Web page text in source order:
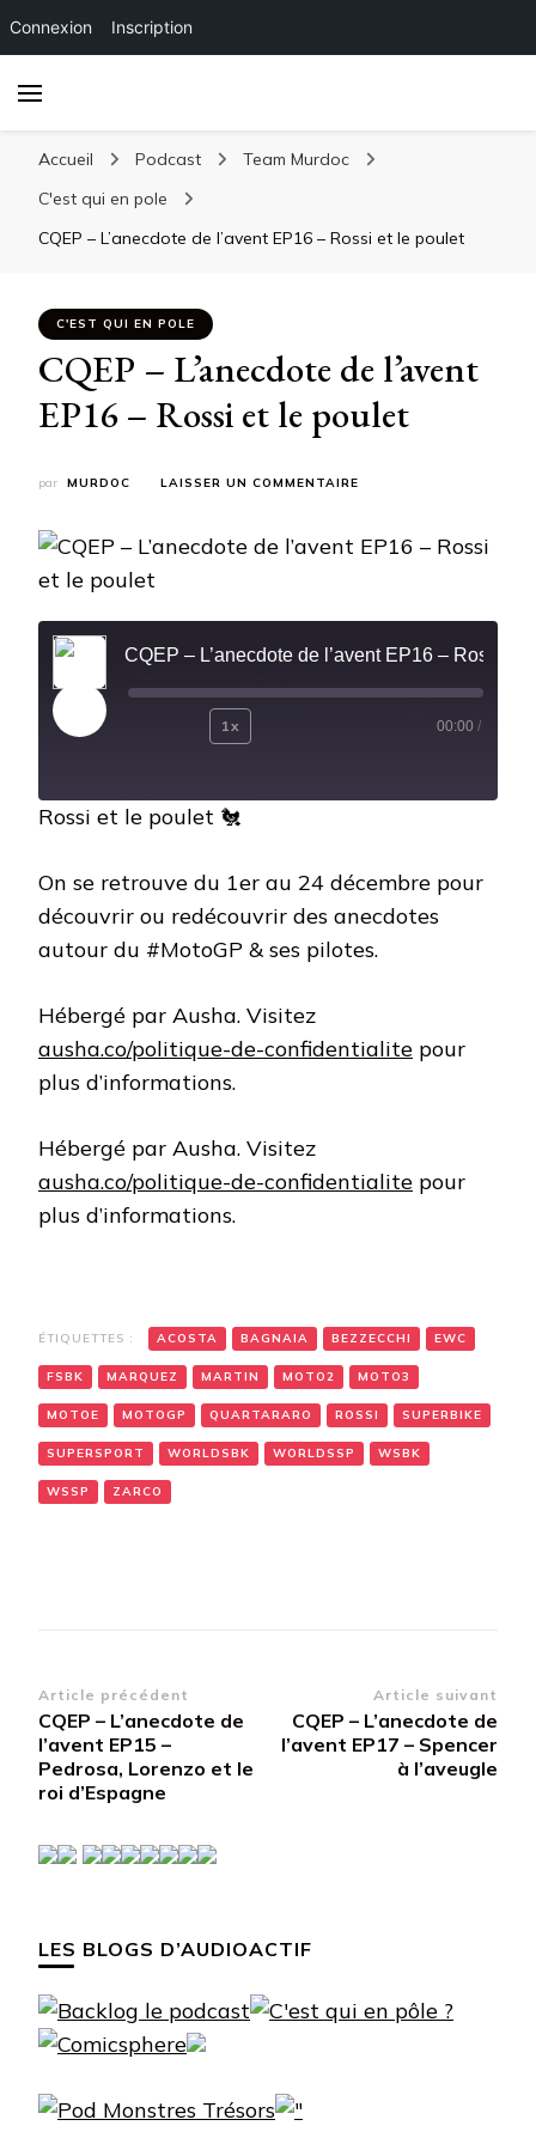
Connexion Inscription
Accueil Podcast
Team Murdoc
C'est qui en pole
CQEP – L’anecdote de l’avent EP16 – Rossi et le poulet
C'EST QUI EN POLE
CQEP – L’anecdote de l’avent
EP16 – Rossi et le poulet
par MURDOC LAISSER UN COMMENTAIRE
L’ANECDOTE
ROSSI
LE
Play
Rewind
Seconds
1x 00:00 /
Rossi et le poulet 🐔
On se retrouve du 1er au 24 décembre pour
découvrir ou redécouvrir des anecdotes
autour du #MotoGP & ses pilotes.
Hébergé par Ausha. Visitez
ausha.co/politique-de-confidentialite pour
plus d’informations.
Hébergé par Ausha. Visitez
ausha.co/politique-de-confidentialite pour
plus d’informations.
ÉTIQUETTES : ACOSTA BAGNAIA BEZZECCHI EWC
FSBK MARQUEZ MARTIN MOTO2 MOTO3
MOTOE MOTOGP QUARTARARO ROSSI SUPERBIKE
SUPERSPORT WORLDSBK WORLDSSP WSBK
WSSP ZARCO
Navigation
d’article
Article précédent
CQEP – L’anecdote de
l’avent EP15 –
Pedrosa, Lorenzo et le
roi d’Espagne
Article suivant
CQEP – L’anecdote de
l’avent EP17 – Spencer
à l’aveugle
LES BLOGS D’AUDIOACTIF